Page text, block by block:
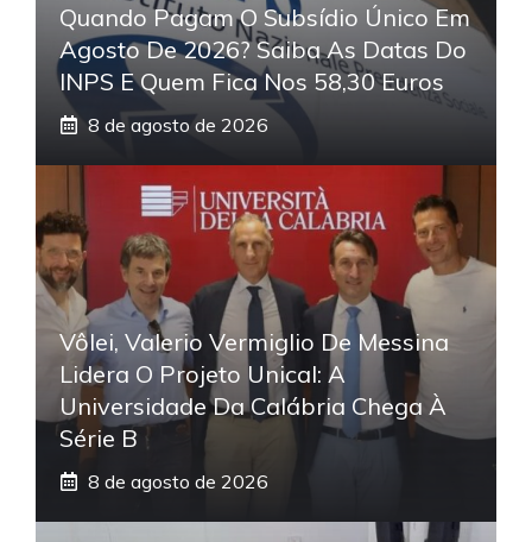
Quando Pagam O Subsídio Único Em
Agosto De 2026? Saiba As Datas Do
INPS E Quem Fica Nos 58,30 Euros
8 de agosto de 2026
Vôlei, Valerio Vermiglio De Messina
Lidera O Projeto Unical: A
Universidade Da Calábria Chega À
Série B
8 de agosto de 2026